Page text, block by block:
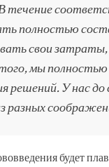
течение
полностью
свои
мы
решений. У нас до
разных
будет